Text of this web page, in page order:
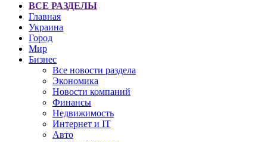
ВСЕ РАЗДЕЛЫ
Главная
Украина
Город
Мир
Бизнес
Все новости раздела
Экономика
Новости компаний
Финансы
Недвижимость
Интернет и IT
Авто